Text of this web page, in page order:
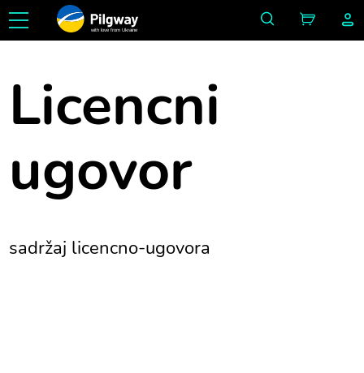
with love from Ukraine
Licencni
ugovor
sadržaj licencno-ugovora